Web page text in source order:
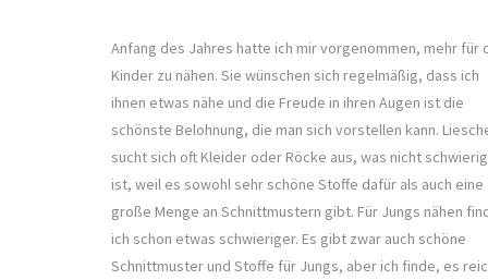
Anfang des Jahres hatte ich mir vorgenommen, mehr für
Kinder zu nähen. Sie wünschen sich regelmäßig, dass ich
ihnen etwas nähe und die Freude in ihren Augen ist die
schönste Belohnung, die man sich vorstellen kann.
sucht sich oft Kleider oder Röcke aus, was nicht schwierig
ist, weil es sowohl sehr schöne Stoffe dafür als auch eine
große Menge an Schnittmustern gibt. Für Jungs nähen
ich schon etwas schwieriger. Es gibt zwar auch schöne
Schnittmuster und Stoffe für Jungs, aber ich finde, es